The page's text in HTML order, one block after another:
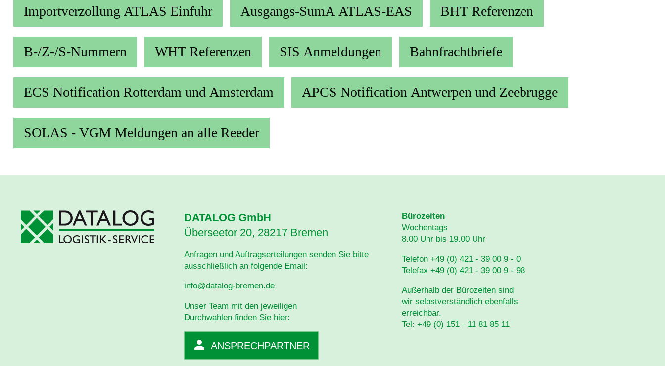
Importverzollung ATLAS Einfuhr Ausgangs-SumA ATLAS-EAS BHT Referenzen
B-/Z-/S-Nummern WHT Referenzen SIS Anmeldungen Bahnfrachtbriefe
ECS Notification Rotterdam und Amsterdam APCS Notification Antwerpen und Zeebrugge
SOLAS - VGM Meldungen an alle Reeder
DATALOG GmbH
Überseetor 20, 28217 Bremen
Anfragen und Auftragserteilungen senden Sie bitte
ausschließlich an folgende Email:
info@datalog-bremen.de
Unser Team mit den jeweiligen
Durchwahlen finden Sie hier:
ANSPRECHPARTNER
Bürozeiten
Wochentags
8.00 Uhr bis 19.00 Uhr
Telefon +49 (0) 421 - 39 00 9 - 0
Telefax +49 (0) 421 - 39 00 9 - 98
Außerhalb der Bürozeiten sind
wir selbstverständlich ebenfalls
erreichbar.
Tel: +49 (0) 151 - 11 81 85 11